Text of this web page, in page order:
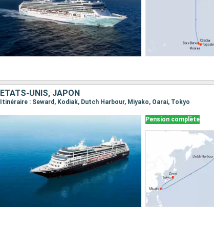
ÉTATS-UNIS, JAPON
Itinéraire : Seward, Kodiak, Dutch Harbour, Miyako, Oarai, Tokyo
Pension complète